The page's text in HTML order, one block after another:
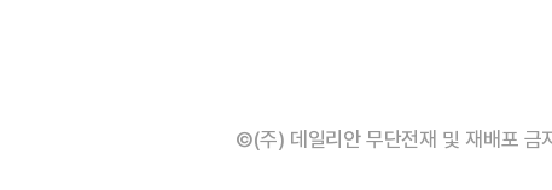
©(주) 데일리안 무단전재 및 재배포 금